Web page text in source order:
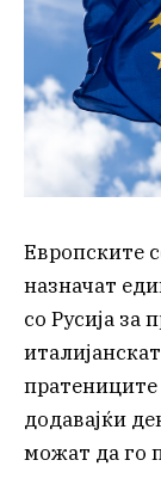
Европските
назначат
со Русија за
додавајќи
можат да го